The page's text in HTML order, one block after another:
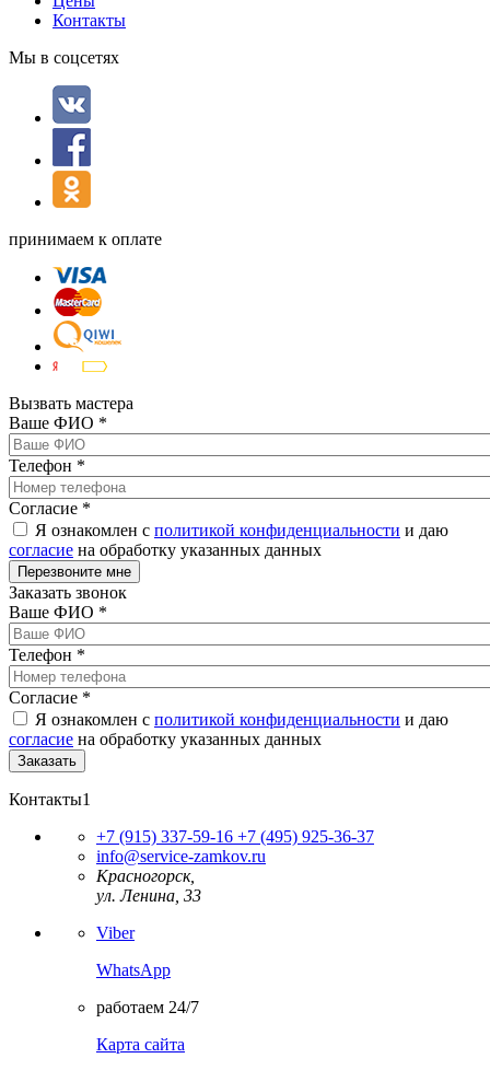
Контакты
Мы в соцсетях
принимаем к оплате
Вызвать мастера
Ваше ФИО *
Телефон *
Согласие *
Я ознакомлен с политикой конфиденциальности и даю
согласие на обработку указанных данных
Заказать звонок
Ваше ФИО *
Телефон *
Согласие *
Я ознакомлен с политикой конфиденциальности и даю
согласие на обработку указанных данных
Контакты1
+7 (915) 337-59-16 +7 (495) 925-36-37
info@service-zamkov.ru
Красногорск,
ул. Ленина, 33
Viber
WhatsApp
работаем 24/7
Карта сайта